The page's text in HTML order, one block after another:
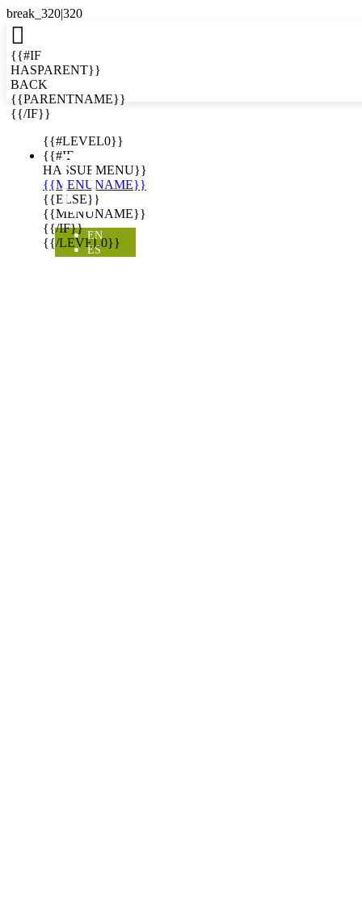

{{#IF
HASPARENT}}
BACK
{{PARENTNAME}}
{{/IF}}
{{#LEVEL0}}
{{#IF
HASSUBMENU}}
{{MENUNAME}}
{{ELSE}}
{{MENUNAME}}
{{/IF}}
{{/LEVEL0}}

EN
ES